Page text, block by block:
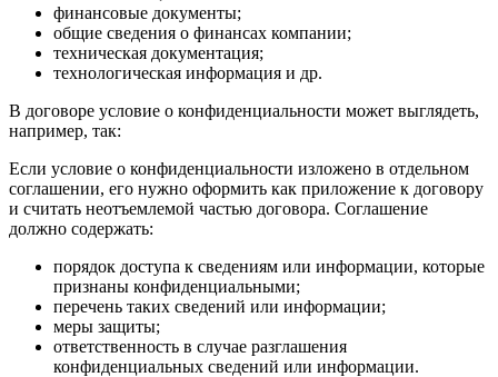
финансовые документы;
общие сведения о финансах компании;
техническая документация;
технологическая информация и др.
В договоре условие о конфиденциальности может выглядеть,
например, так:
Если условие о конфиденциальности изложено в отдельном
соглашении, его нужно оформить как приложение к договору
и считать неотъемлемой частью договора. Соглашение
должно содержать:
порядок доступа к сведениям или информации, которые
признаны конфиденциальными;
перечень таких сведений или информации;
меры защиты;
ответственность в случае разглашения
конфиденциальных сведений или информации.